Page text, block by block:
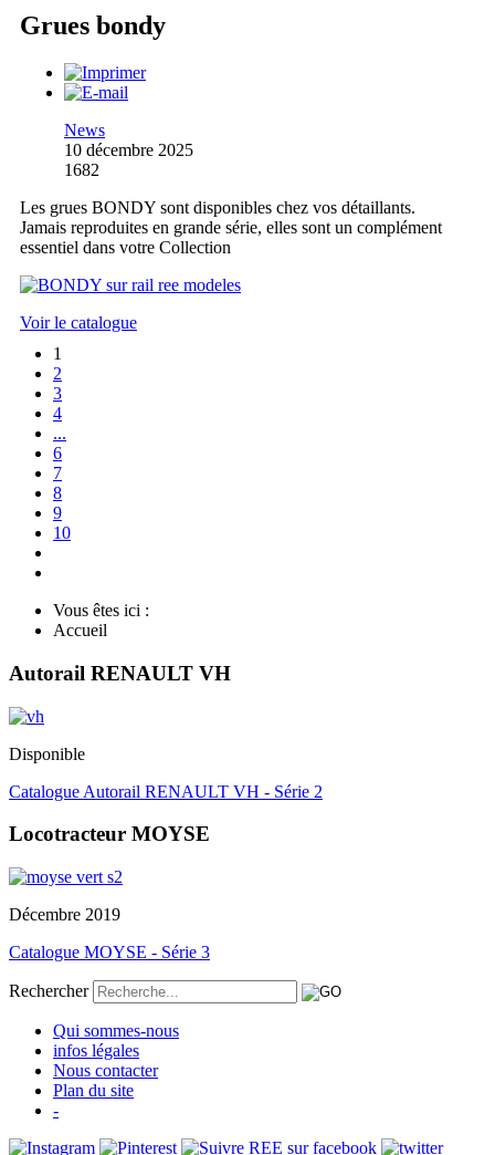
Grues bondy
News
10 décembre 2025
1682
Les grues BONDY sont disponibles chez vos détaillants.
Jamais reproduites en grande série, elles sont un complément
essentiel dans votre Collection
Voir le catalogue
1
2
3
4
...
6
7
8
9
10
Vous êtes ici :
Accueil
Autorail RENAULT VH
Disponible
Catalogue Autorail RENAULT VH - Série 2
Locotracteur MOYSE
Décembre 2019
Catalogue MOYSE - Série 3
Rechercher
Qui sommes-nous
infos légales
Nous contacter
Plan du site
-